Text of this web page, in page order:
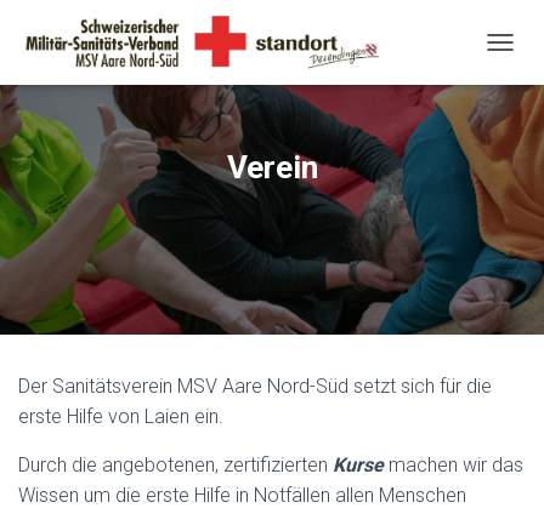
A
V
O
N
U
M
S
E
Verein
Der Sanitätsverein MSV Aare Nord-Süd setzt sich für die
erste Hilfe von Laien ein.
Durch die angebotenen, zertifizierten Kursemachen wir das
Wissen um die erste Hilfe in Notfällen allen Menschen